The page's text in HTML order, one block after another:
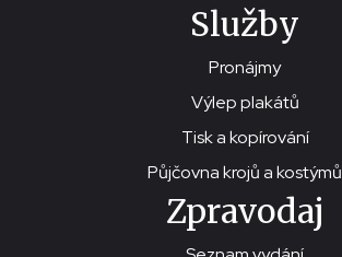
Služby
Pronájmy
Výlep plakátů
Tisk a kopírování
Půjčovna krojů a kostýmů
Zpravodaj